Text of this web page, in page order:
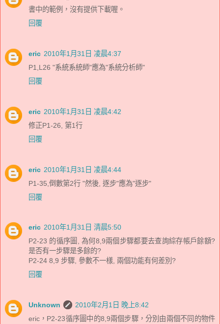
書中的範例，沒有提供下載喔。
回覆
eric 2010年1月31日 凌晨4:37
P1,L26 "系統系統師"應為"系統分析師"
回覆
eric 2010年1月31日 凌晨4:42
修正P1-26, 第1行
回覆
eric 2010年1月31日 凌晨4:44
P1-35,倒數第2行 "然後, 逐步"應為"逐步"
回覆
eric 2010年1月31日 清晨5:50
P2-23 的循序圖, 為何8,9兩個步驟都要去查詢綜存帳戶餘額?
是否有一步驟是多餘的?
P2-24 8,9 步驟, 參數不一樣, 兩個功能有何差別?
回覆
Unknown
2010年2月1日 晚上8:42
eric，P2-23循序圖中的8,9兩個步驟，分別由兩個不同的物件